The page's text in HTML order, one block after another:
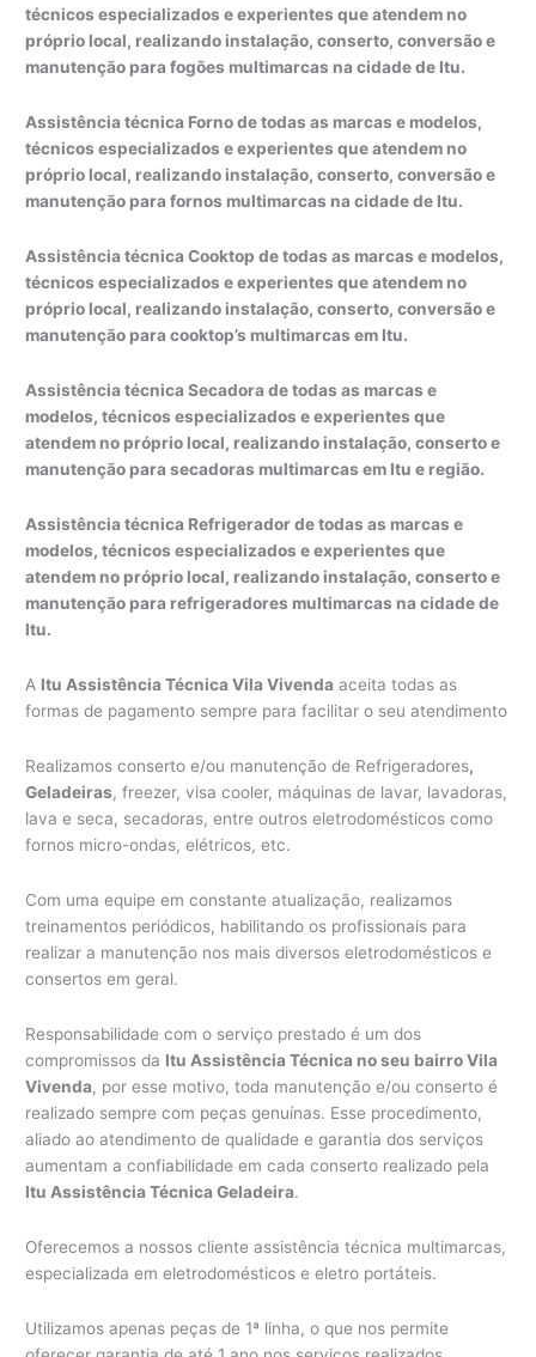
técnicos especializados e experientes que atendem no
próprio local, realizando instalação, conserto, conversão e
manutenção para fogões multimarcas na cidade de Itu.
Assistência técnica Forno de todas as marcas e modelos,
técnicos especializados e experientes que atendem no
próprio local, realizando instalação, conserto, conversão e
manutenção para fornos multimarcas na cidade de Itu.
Assistência técnica Cooktop de todas as marcas e modelos,
técnicos especializados e experientes que atendem no
próprio local, realizando instalação, conserto, conversão e
manutenção para cooktop’s multimarcas em Itu.
Assistência técnica Secadora de todas as marcas e
modelos, técnicos especializados e experientes que
atendem no próprio local, realizando instalação, conserto e
manutenção para secadoras multimarcas em Itu e região.
Assistência técnica Refrigerador de todas as marcas e
modelos, técnicos especializados e experientes que
atendem no próprio local, realizando instalação, conserto e
manutenção para refrigeradores multimarcas na cidade de
Itu.
A Itu Assistência Técnica Vila Vivenda aceita todas as
formas de pagamento sempre para facilitar o seu atendimento
Realizamos conserto e/ou manutenção de Refrigeradores,
Geladeiras, freezer, visa cooler, máquinas de lavar, lavadoras,
lava e seca, secadoras, entre outros eletrodomésticos como
fornos micro-ondas, elétricos, etc.
Com uma equipe em constante atualização, realizamos
treinamentos periódicos, habilitando os profissionais para
realizar a manutenção nos mais diversos eletrodomésticos e
consertos em geral.
Responsabilidade com o serviço prestado é um dos
compromissos da Itu Assistência Técnica no seu bairro Vila
Vivenda, por esse motivo, toda manutenção e/ou conserto é
realizado sempre com peças genuínas. Esse procedimento,
aliado ao atendimento de qualidade e garantia dos serviços
aumentam a confiabilidade em cada conserto realizado pela
Itu Assistência Técnica Geladeira.
Oferecemos a nossos cliente assistência técnica multimarcas,
especializada em eletrodomésticos e eletro portáteis.
Utilizamos apenas peças de 1ª linha, o que nos permite